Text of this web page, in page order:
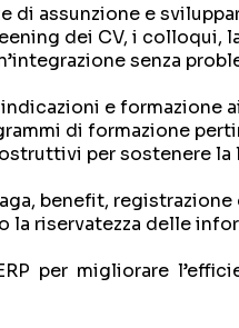
di assunzione e
dei CV, i colloqui,
senza
e formazione
di formazione
per sostenere
benefit,
riservatezza delle
per migliorare